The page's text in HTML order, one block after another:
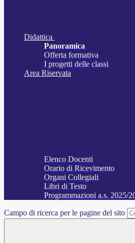
Didattica
Panoramica
Offerta formativa
I progetti delle classi
Area Riservata
Elenco Docenti
Orario di Ricevimento
Organi Collegiali
Libri di Testo
Programmazioni a.s. 2025/
Campo di ricerca per le pagine del sito